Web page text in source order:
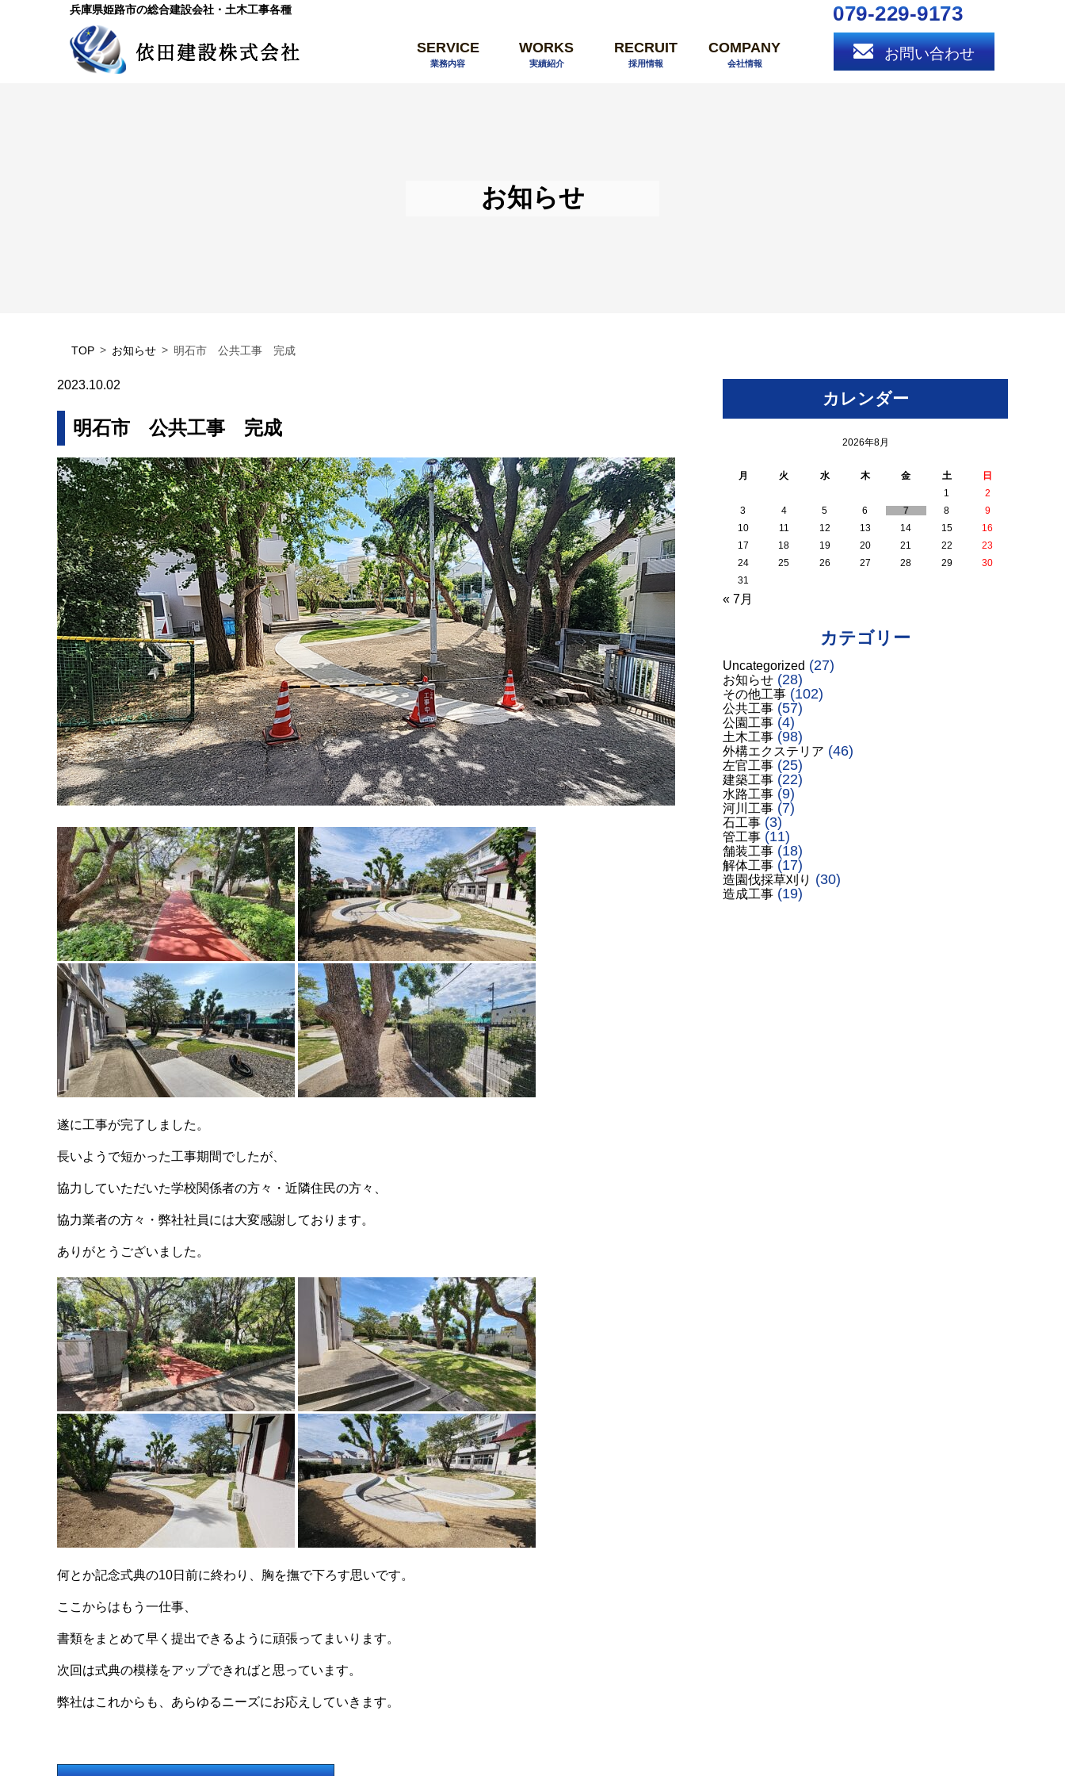
兵庫県姫路市の総合建設会社・土木工事各種
SERVICE
業務内容
WORKS
実績紹介
RECRUIT
採用情報
COMPANY
会社情報
079-229-9173
お問い合わせ
お知らせ
TOP お知らせ 明石市 公共工事 完成
2023.10.02
明石市 公共工事 完成
遂に工事が完了しました。
長いようで短かった工事期間でしたが、
協力していただいた学校関係者の方々・近隣住民の方々、
協力業者の方々・弊社社員には大変感謝しております。
ありがとうございました。
何とか記念式典の10日前に終わり、胸を撫で下ろす思いです。
ここからはもう一仕事、
書類をまとめて早く提出できるように頑張ってまいります。
次回は式典の模様をアップできればと思っています。
弊社はこれからも、あらゆるニーズにお応えしていきます。
カレンダー
2026年8月
月 火 水 木 金 土
日
1
2
3
4 5 6 7 8
9
10
11 12 13 14 15
16
17
18 19 20 21 22
23
24
25 26 27 28 29
30
31
« 7月
カテゴリー
Uncategorized (27)
お知らせ (28)
その他工事 (102)
公共工事 (57)
公園工事 (4)
土木工事 (98)
外構エクステリア (46)
左官工事 (25)
建築工事 (22)
水路工事 (9)
河川工事 (7)
石工事 (3)
管工事 (11)
舗装工事 (18)
解体工事 (17)
造園伐採草刈り (30)
造成工事 (19)